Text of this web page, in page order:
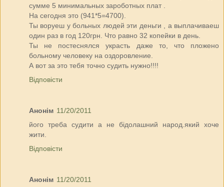
сумме 5 минимальных зароботных плат .
На сегодня это (941*5=4700).
Ты воруеш у больных людей эти деньги , а выплачиваеш
один раз в год 120грн. Что равно 32 копейки в день.
Ты не постеснялся украсть даже то, что пложено
больному человеку на оздоровление.
А вот за это тебя точно судить нужно!!!!
Відповісти
Анонім 11/20/2011
його треба судити а не бідолашний народ.який хоче
жити.
Відповісти
Анонім 11/20/2011